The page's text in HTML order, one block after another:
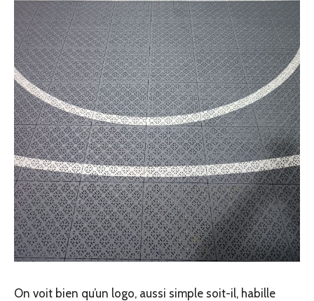
On voit bien qu’un logo, aussi simple soit-il, habille